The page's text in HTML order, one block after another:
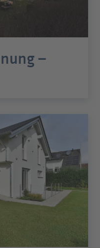
–